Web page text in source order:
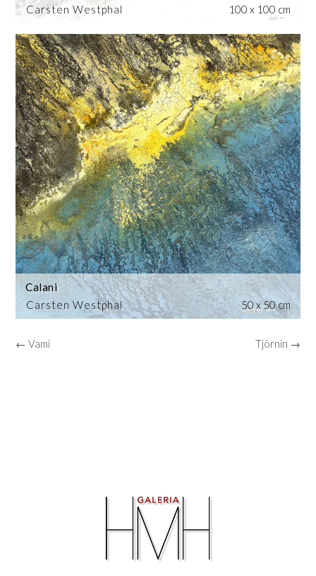
Carsten Westphal
100 x 100 cm
Carsten Westphal
Calani
50 x 50 cm
← Vami Tjörnin →